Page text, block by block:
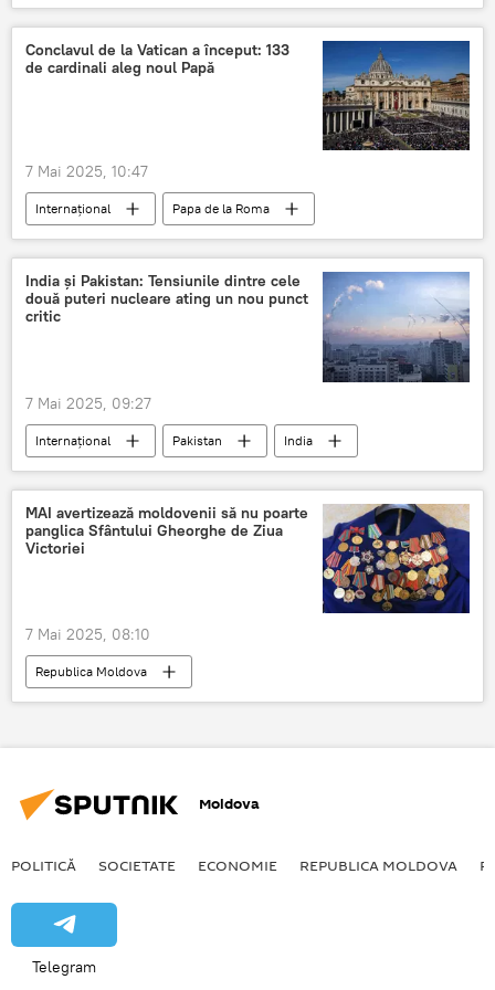
Moldova-Lituania
Lituania
Conclavul de la Vatican a început: 133
de cardinali aleg noul Papă
7 Mai 2025, 10:47
Internațional
Papa de la Roma
Papa Francisc
Vatican
India și Pakistan: Tensiunile dintre cele
două puteri nucleare ating un nou punct
critic
7 Mai 2025, 09:27
Internațional Pakistan
India
Rachete
atac cu rachete
MAI avertizează moldovenii să nu poarte
panglica Sfântului Gheorghe de Ziua
Victoriei
7 Mai 2025, 08:10
Republica Moldova
acțiunea „Panglica Sfântului Gheorghe
Moldova
POLITICĂ SOCIETATE ECONOMIE REPUBLICA MOLDOVA
Telegram